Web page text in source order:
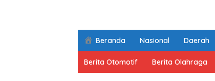
Beranda Nasional Daerah
Berita Otomotif Berita Olahraga